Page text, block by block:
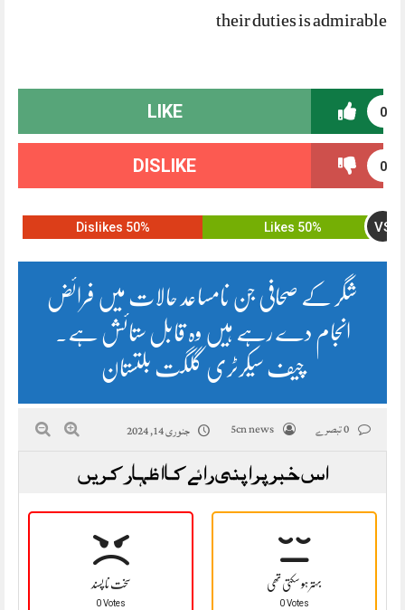
their duties is admirable
0
LIKE
0
DISLIKE
50% Likes VS
50% Dislikes
شگر کے صحافی جن نامساعد حالات میں فرائض
انجام دے رہے ہیں وہ قابل ستائش ہے۔
چیف سیکرٹری گلگت بلتستان
5cn news جنوری 14, 2024
اس خبر پر اپنی رائے کا اظہار کریں
سخت نا پسند
0 Votes
بہتر ہو سکتی تھی
0 Votes